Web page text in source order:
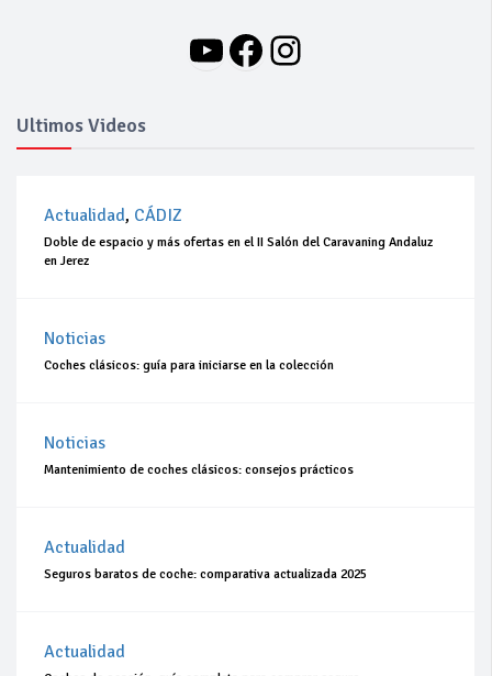
YouTube
Facebook
Instagram
Ultimos Videos
Actualidad, CÁDIZ
Doble de espacio y más ofertas en el II Salón del Caravaning Andaluz
en Jerez
Noticias
Coches clásicos: guía para iniciarse en la colección
Noticias
Mantenimiento de coches clásicos: consejos prácticos
Actualidad
Seguros baratos de coche: comparativa actualizada 2025
Actualidad